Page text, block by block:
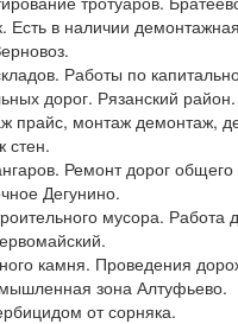
Есть в наличии
Работы по
дорог. Рязанский район.
прайс, монтаж демонтаж,
стен.
Ремонт дорог общего
Дегунино.
мусора. Работа
камня. Проведения
зона Алтуфьево.
от сорняка.